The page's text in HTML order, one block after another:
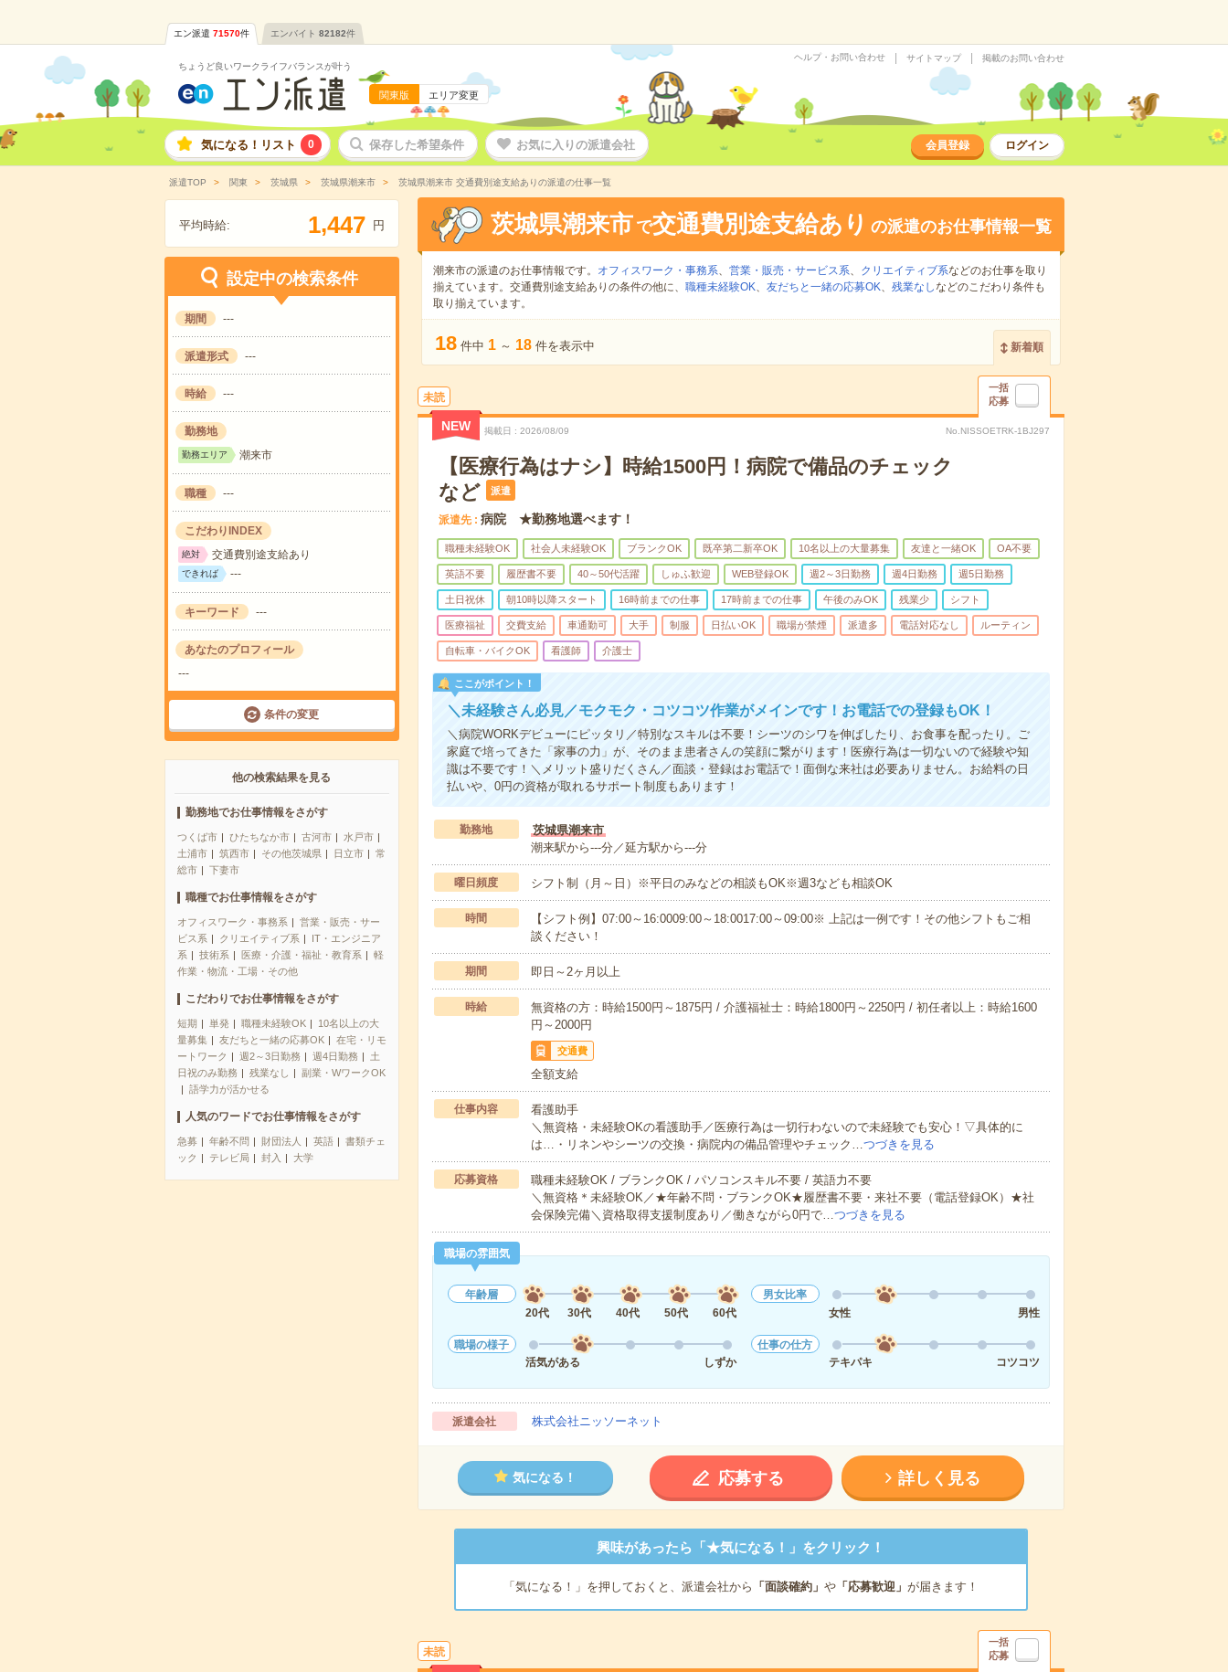
エン派遣 71570件 エンバイト 82182件
ちょうど良いワークライフバランスが叶う
関東版 エリア変更
ヘルプ・お問い合わせ サイトマップ 掲載のお問い合わせ
気になる！リスト 0 保存した希望条件 お気に入りの派遣会社 会員登録 ログイン
派遣TOP 関東 茨城県 茨城県潮来市 茨城県潮来市 交通費別途支給ありの派遣の仕事一覧
平均時給: 1,447 円
設定中の検索条件
期間 ---
派遣形式 ---
時給 ---
勤務地
勤務エリア 潮来市
職種 ---
こだわりINDEX
絶対 交通費別途支給あり
できれば ---
キーワード ---
あなたのプロフィール
---
条件の変更
他の検索結果を見る
勤務地でお仕事情報をさがす
つくば市 ひたちなか市 古河市
水戸市
土浦市
筑西市 その他茨城県 日立市
常
総市
下妻市
職種でお仕事情報をさがす
オフィスワーク・事務系
営業・販売・サー
ビス系
クリエイティブ系
IT・エンジニア
系
技術系 医療・介護・福祉・教育系
軽
作業・物流・工場・その他
こだわりでお仕事情報をさがす
短期 単発 職種未経験OK
10名以上の大
量募集
友だちと一緒の応募OK
在宅・リモ
ートワーク
週2～3日勤務 週4日勤務
土
日祝のみ勤務
残業なし
副業・WワークOK
語学力が活かせる
人気のワードでお仕事情報をさがす
急募 年齢不問 財団法人 英語
書類チェ
ック
テレビ局 封入 大学
茨城県潮来市 で交通費別途支給あり の派遣のお仕事情報一覧
潮来市の派遣のお仕事情報です。 オフィスワーク・事務系、 営業・販売・サービス系、 クリエイティブ系などのお仕事を取り
揃えています。交通費別途支給ありの条件の他に、 職種未経験OK、 友だちと一緒の応募OK、 残業なしなどのこだわり条件も
取り揃えています。
18 件中 1 ～ 18 件を表示中 新着順
未読
一括
応募
NEW 掲載日 2026/08/09 No.NISSOETRK-1BJ297
【医療行為はナシ】時給1500円！病院で備品のチェック
など
派遣
派遣先 病院 ★勤務地選べます！
職種未経験OK 社会人未経験OK ブランクOK 既卒第二新卒OK 10名以上の大量募集 友達と一緒OK OA不要
英語不要 履歴書不要 40～50代活躍 しゅふ歓迎 WEB登録OK 週2～3日勤務 週4日勤務 週5日勤務
土日祝休 朝10時以降スタート 16時前までの仕事 17時前までの仕事 午後のみOK 残業少 シフト
医療福祉 交費支給 車通勤可 大手 制服 日払いOK 職場が禁煙 派遣多 電話対応なし ルーティン
自転車・バイクOK 看護師 介護士
ここがポイント！
＼未経験さん必見／モクモク・コツコツ作業がメインです！お電話での登録もOK！
＼病院WORKデビューにピッタリ／特別なスキルは不要！シーツのシワを伸ばしたり、お食事を配ったり。ご
家庭で培ってきた「家事の力」が、そのまま患者さんの笑顔に繋がります！医療行為は一切ないので経験や知
識は不要です！＼メリット盛りだくさん／面談・登録はお電話で！面倒な来社は必要ありません。お給料の日
払いや、0円の資格が取れるサポート制度もあります！
勤務地
茨城県潮来市
潮来駅から---分／延方駅から---分
曜日頻度 シフト制（月～日）※平日のみなどの相談もOK※週3なども相談OK
時間
【シフト例】07:00～16:0009:00～18:0017:00～09:00※ 上記は一例です！その他シフトもご相
談ください！
期間 即日～2ヶ月以上
時給
無資格の方：時給1500円～1875円 / 介護福祉士：時給1800円～2250円 / 初任者以上：時給1600
円～2000円
交通費
全額支給
仕事内容
看護助手
＼無資格・未経験OKの看護助手／医療行為は一切行わないので未経験でも安心！▽具体的に
は…・リネンやシーツの交換・病院内の備品管理やチェック…つづきを見る
応募資格
職種未経験OK / ブランクOK / パソコンスキル不要 / 英語力不要
＼無資格＊未経験OK／★年齢不問・ブランクOK★履歴書不要・来社不要（電話登録OK）★社
会保険完備＼資格取得支援制度あり／働きながら0円で…つづきを見る
職場の雰囲気
年齢層
20代
30代 40代 50代 60代
男女比率
女性
男性
職場の様子
活気がある
しずか
仕事の仕方
テキパキ
コツコツ
派遣会社 株式会社ニッソーネット
気になる！ 応募する 詳しく見る
興味があったら「★気になる！」をクリック！
「気になる！」を押しておくと、派遣会社から 「面談確約」 や「応募歓迎」 が届きます！
未読
一括
応募